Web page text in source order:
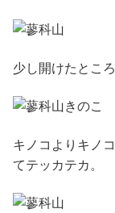
少し開けたとこ
キノコよりキノ
てテッカテカ。